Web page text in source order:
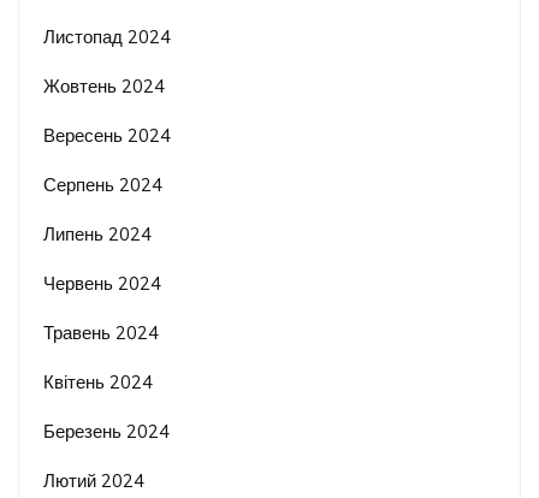
Листопад 2024
Жовтень 2024
Вересень 2024
Серпень 2024
Липень 2024
Червень 2024
Травень 2024
Квітень 2024
Березень 2024
Лютий 2024